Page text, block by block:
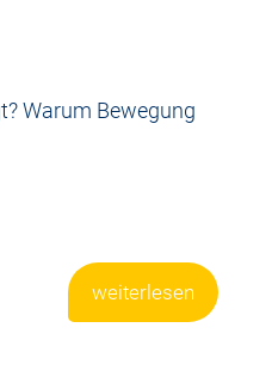
Warum Bewegung
weiterlesen